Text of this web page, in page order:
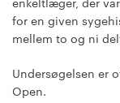
for en given
mellem to og ni
Undersøgelsen er
Open.